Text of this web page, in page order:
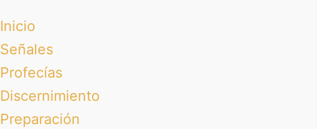
Inicio
Señales
Profecías
Discernimiento
Preparación